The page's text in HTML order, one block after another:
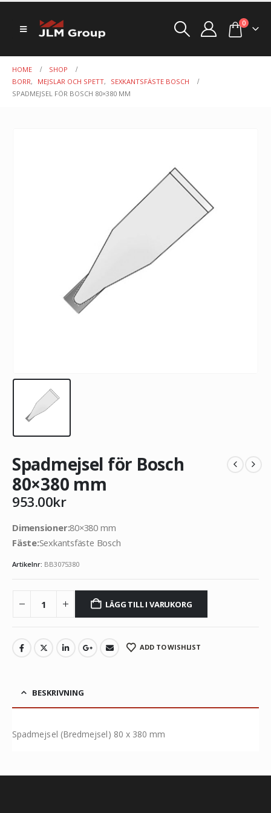
0
HOME
SHOP
BORR, MEJSLAR OCH SPETT,
SEXKANTSFÄSTE BOSCH
SPADMEJSEL FÖR BOSCH 80×380 MM
Spadmejsel för Bosch
80×380 mm
953.00kr
Dimensioner:80×380 mm
Fäste:Sexkantsfäste Bosch
Artikelnr: BB3075380
LÄGG TILL I VARUKORG
ADD TO WISHLIST
BESKRIVNING
Spadmejsel (Bredmejsel) 80 x 380 mm